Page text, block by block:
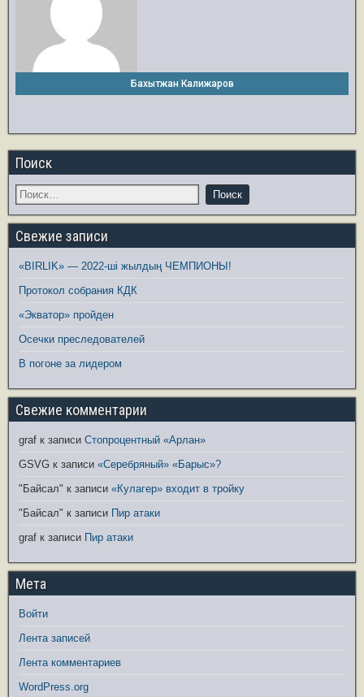
Бахытжан Калижаров
Поиск
Свежие записи
«BIRLIK» — 2022-ші жылдың ЧЕМПИОНЫ!
Протокол собрания КДК
«Экватор» пройден
Осечки преследователей
В погоне за лидером
Свежие комментарии
graf к записи Стопроцентный «Арлан»
GSVG к записи «Серебряный» «Барыс»?
"Байсал" к записи «Кулагер» входит в тройку
"Байсал" к записи Пир атаки
graf к записи Пир атаки
Мета
Войти
Лента записей
Лента комментариев
WordPress.org